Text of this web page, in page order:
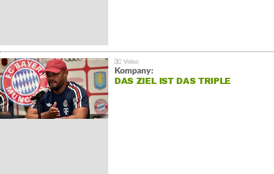
Kompany:
DAS ZIEL IST DAS TRIPLE